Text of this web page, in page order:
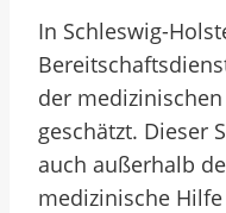
In Schleswig-
der
geschätzt. Dieser
auch außerhalb
medizinische